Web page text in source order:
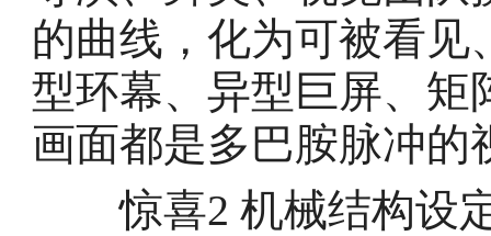
的曲线，化为可被看
型环幕、异型巨屏、
画面都是多巴胺脉冲的
惊喜2 机械结构设定